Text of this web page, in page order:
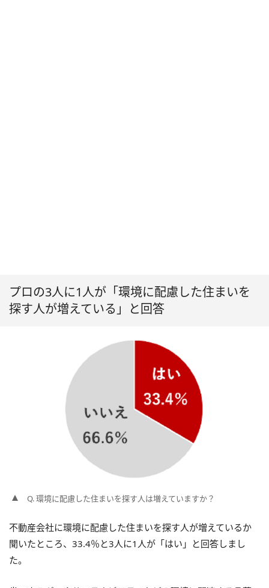
プロの3人に1人が「環境に配慮した住まいを
探す人が増えている」と回答
Q. 環境に配慮した住まいを探す人は増えていますか？
不動産会社に環境に配慮した住まいを探す人が増えているか
聞いたところ、33.4％と3人に1人が「はい」と回答しまし
た。